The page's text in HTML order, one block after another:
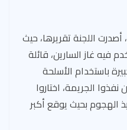
اللجنة تقريرها، حيث
فيه غاز السارين، قائلة
باستخدام الأسلحة
الجريمة، اختاروا
الهجوم بحيث يوقع أكبر